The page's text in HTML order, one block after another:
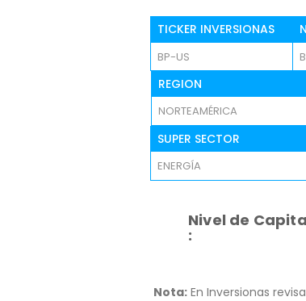
TICKER INVERSIONAS
BP-US
REGION
NORTEAMÉRICA
SUPER SECTOR
ENERGÍA
Nivel de
:
Nota: En Inversionas